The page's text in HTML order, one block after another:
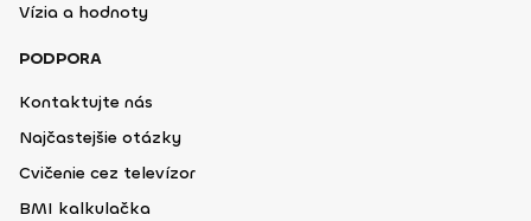
Vízia a hodnoty
PODPORA
Kontaktujte nás
Najčastejšie otázky
Cvičenie cez televízor
BMI kalkulačka